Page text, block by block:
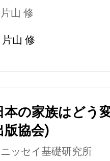
山 修
片山 修
本の家族はどう
版協会)
ッセイ基礎研究所